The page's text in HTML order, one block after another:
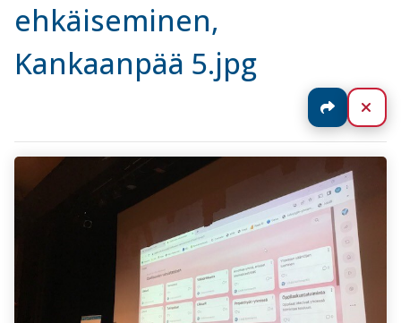
ehkäiseminen,
Kankaanpää 5.jpg
Jaa